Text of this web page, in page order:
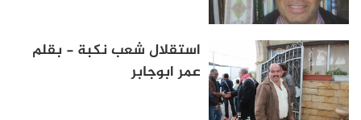
استقلال شعب نكبة - بقلم
عمر ابوجابر